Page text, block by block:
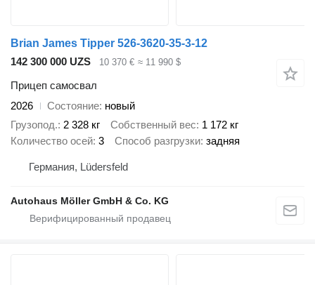
Brian James Tipper 526-3620-35-3-12
142 300 000 UZS
10 370 € ≈ 11 990 $
Прицеп самосвал
2026
Состояние новый
Грузопод. 2 328 кг Собственный вес 1 172 кг
Количество осей 3 Способ разгрузки задняя
Германия, Lüdersfeld
Autohaus Möller GmbH & Co. KG